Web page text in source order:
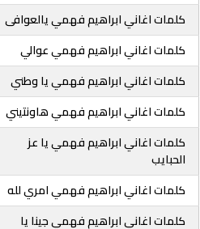
كلمات اغاني ابراهيم فهمي يالعوافى
كلمات اغاني ابراهيم فهمي عوالي
كلمات اغاني ابراهيم فهمي يا وطني
كلمات اغاني ابراهيم فهمي هاونتيني
كلمات اغاني ابراهيم فهمي يا عز
الحبايب
كلمات اغاني ابراهيم فهمي امري لله
كلمات اغاني ابراهيم فهمي جينا يا